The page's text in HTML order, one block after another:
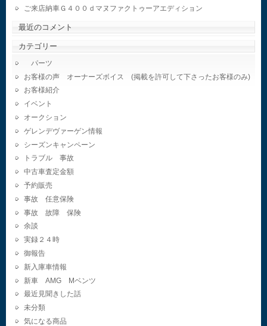
ご来店納車Ｇ４００ｄマヌファクトゥーアエディション
最近のコメント
カテゴリー
パーツ
お客様の声 オーナーズボイス (掲載を許可して下さったお客様のみ)
お客様紹介
イベント
オークション
ゲレンデヴァーゲン情報
シーズンキャンペーン
トラブル 事故
中古車査定金額
予約販売
事故 任意保険
事故 故障 保険
余談
実録２４時
御報告
新入庫車情報
新車 AMG Mベンツ
最近見聞きした話
未分類
気になる商品